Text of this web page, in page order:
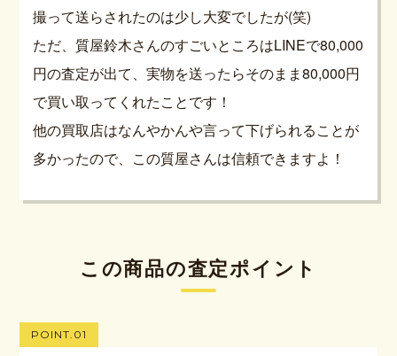
撮って送らされたのは少し大変でしたが(笑)
ただ、質屋鈴木さんのすごいところはLINEで80,000
円の査定が出て、実物を送ったらそのまま80,000円
で買い取ってくれたことです！
他の買取店はなんやかんや言って下げられることが
多かったので、この質屋さんは信頼できますよ！
この商品の査定ポイント
POINT.01